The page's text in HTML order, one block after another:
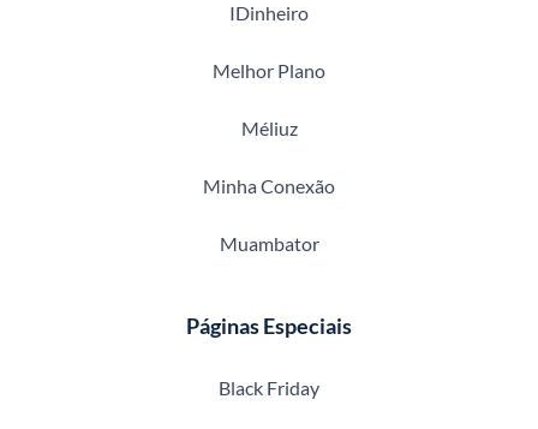
IDinheiro
Melhor Plano
Méliuz
Minha Conexão
Muambator
Páginas Especiais
Black Friday